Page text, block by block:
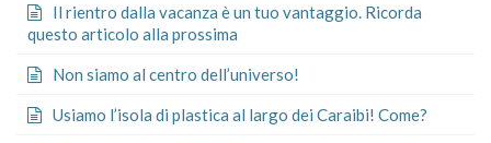
Il rientro dalla vacanza è un tuo vantaggio. Ricorda
questo articolo alla prossima
Non siamo al centro dell’universo!
Usiamo l’isola di plastica al largo dei Caraibi! Come?